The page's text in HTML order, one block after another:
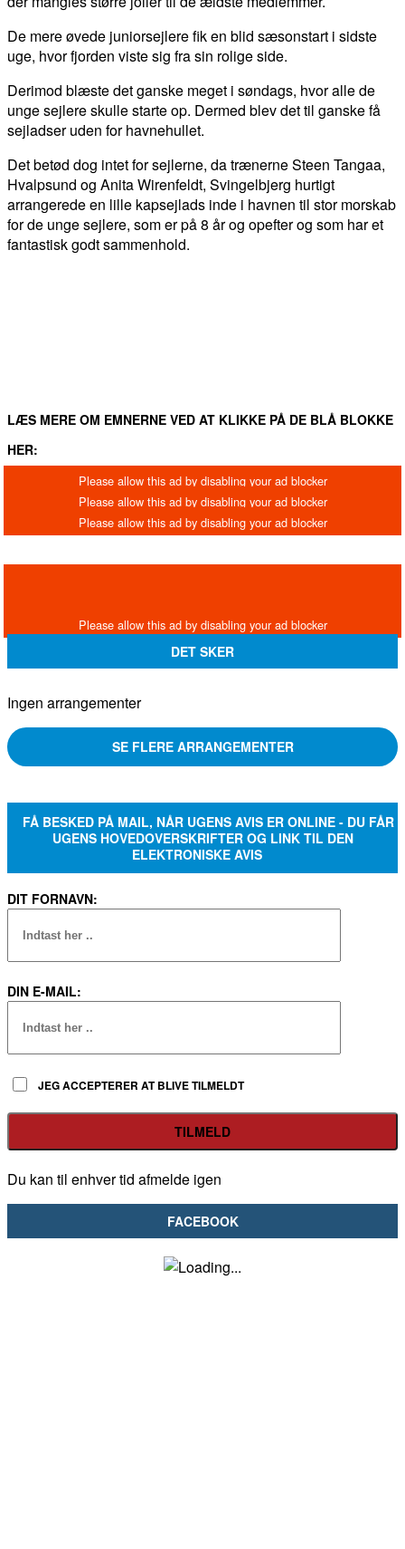
De mere øvede juniorsejlere fik en blid sæsonstart i sidste
uge, hvor fjorden viste sig fra sin rolige side.
Derimod blæste det ganske meget i søndags, hvor alle de
unge sejlere skulle starte op. Dermed blev det til ganske få
sejladser uden for havnehullet.
Det betød dog intet for sejlerne, da trænerne Steen Tangaa,
Hvalpsund og Anita Wirenfeldt, Svingelbjerg hurtigt
arrangerede en lille kapsejlads inde i havnen til stor morskab
for de unge sejlere, som er på 8 år og opefter og som har et
fantastisk godt sammenhold.
LÆS MERE OM EMNERNE VED AT KLIKKE PÅ DE BLÅ BLOKKE
HER:
DET SKER
Ingen arrangementer
SE FLERE ARRANGEMENTER
FÅ BESKED PÅ MAIL, NÅR UGENS AVIS ER ONLINE - DU FÅR
UGENS HOVEDOVERSKRIFTER OG LINK TIL DEN
ELEKTRONISKE AVIS
DIT FORNAVN:
DIN E-MAIL:
JEG ACCEPTERER AT BLIVE TILMELDT
Du kan til enhver tid afmelde igen
FACEBOOK